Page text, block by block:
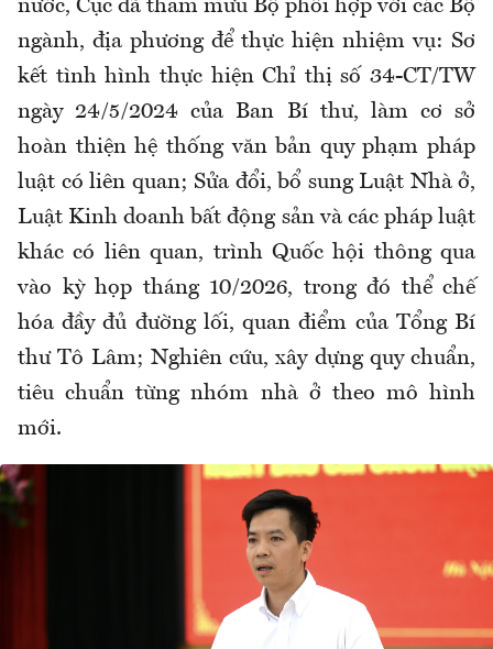
nước, Cục đã tham mưu Bộ phối hợp với các Bộ
ngành, địa phương để thực hiện nhiệm vụ: Sơ
kết tình hình thực hiện Chỉ thị số 34-CT/TW
ngày 24/5/2024 của Ban Bí thư, làm cơ sở
hoàn thiện hệ thống văn bản quy phạm pháp
luật có liên quan; Sửa đổi, bổ sung Luật Nhà ở,
Luật Kinh doanh bất động sản và các pháp luật
khác có liên quan, trình Quốc hội thông qua
vào kỳ họp tháng 10/2026, trong đó thể chế
hóa đầy đủ đường lối, quan điểm của Tổng Bí
thư Tô Lâm; Nghiên cứu, xây dựng quy chuẩn,
tiêu chuẩn từng nhóm nhà ở theo mô hình
mới.